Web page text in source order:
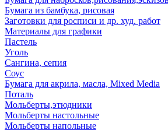
Бумага из бамбука, рисовая
Заготовки для росписи и др. худ. работ
Материалы для графики
Пастель
Уголь
Сангина, сепия
Соус
Бумага для акрила, масла, Mixed Media
Поталь
Мольберты,этюдники
Мольберты настольные
Мольберты напольные